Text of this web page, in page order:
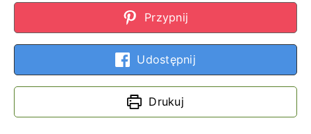
Przypnij
Udostępnij
Drukuj